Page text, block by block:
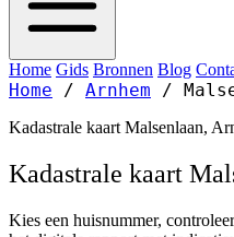
Home Gids Bronnen Blog
Home / Arnhem /
Kadastrale kaart Malsenlaan,
Kadastrale kaart
Kies een huisnummer,